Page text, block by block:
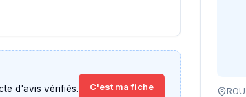
d'avis vérifiés. C'est ma fiche